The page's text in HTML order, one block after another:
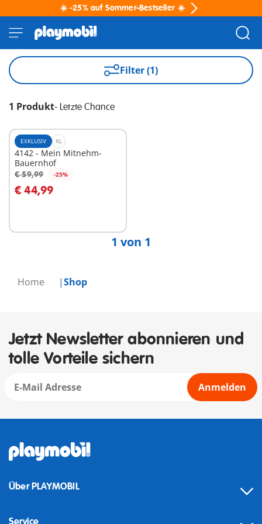
☀️ -25% auf Sommer-Bestseller ☀️
Home Shop
Filter (1)
1 Produkt- Letzte Chance
EXKLUSIV XL
4142 - Mein Mitnehm-
Bauernhof
€ 59,99 -25%
€ 44,99
In den Warenkorb
1 von 1
Jetzt Newsletter abonnieren und
tolle Vorteile sichern
Anmelden
Über PLAYMOBIL
Service